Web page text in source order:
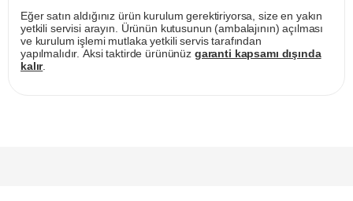
Eğer satın aldığınız ürün kurulum gerektiriyorsa, size en yakın
yetkili servisi arayın. Ürünün kutusunun (ambalajının) açılması
ve kurulum işlemi mutlaka yetkili servis tarafından
yapılmalıdır. Aksi taktirde ürününüz garanti kapsamı dışında
kalır.